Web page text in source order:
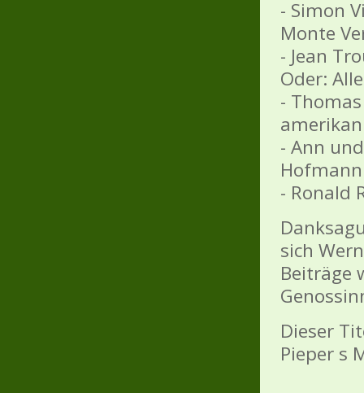
- Simon
Monte
- Jean
Oder:
-
- Ann
Hofmann
- Ronald
sich
Beiträge
Dieser
Pieper s